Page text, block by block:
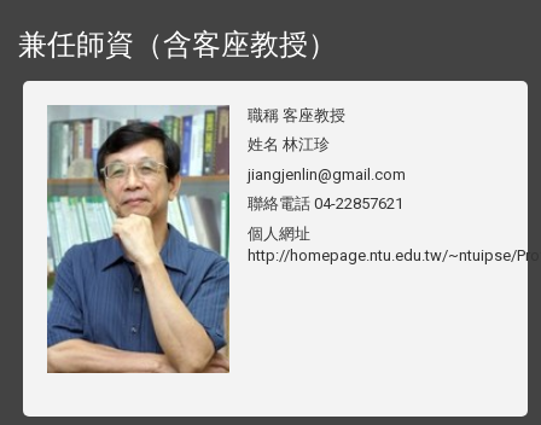
兼任師資（含客座教授）
職稱 客座教授
姓名 林江珍
jiangjenlin@gmail.com
聯絡電話 04-22857621
個人網址
http://homepage.ntu.edu.tw/~ntuipse/